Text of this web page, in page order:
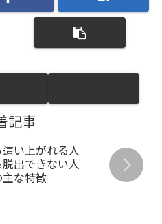
記事
い上がれる人
出できない人
主な特徴